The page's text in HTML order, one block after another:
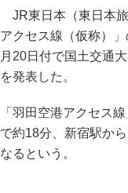
JR東日本（東日本
アクセス線（仮称）
月20日付で国土交通
を発表した。
「羽田空港アクセス
で約18分、新宿駅か
なるという。